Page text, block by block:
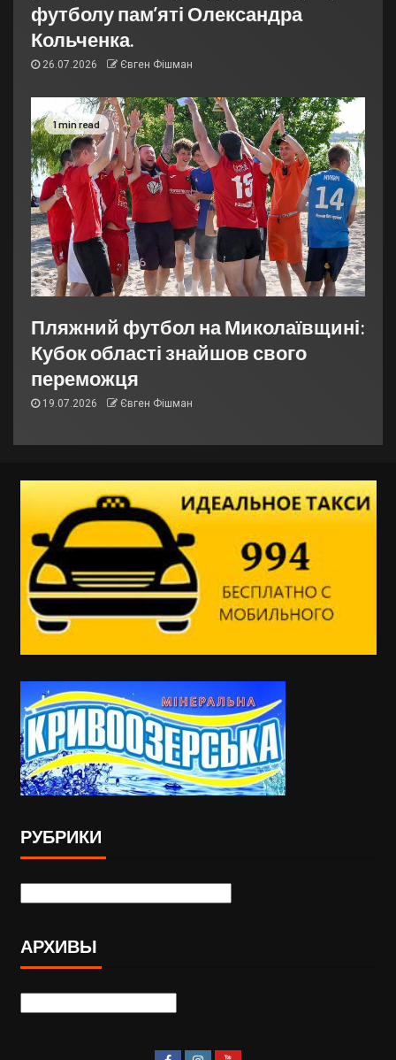
футболу пам’яті Олександра
Кольченка.
26.07.2026 Євген Фішман
1 min read
Пляжний футбол на Миколаївщині:
Кубок області знайшов свого
переможця
19.07.2026 Євген Фішман
РУБРИКИ
АРХИВЫ